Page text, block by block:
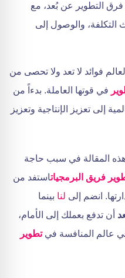
التطوير عن بُعد، مع
والوصول إلى
فوائد لا تعد ولا تحصى من
في قوتها العاملة. بدءاً من
إلى تعزيز الإنتاجية وتعزيز
المقالة في سبب حاجة
فريق البرمجياتاستفد من
لنا بينما
أن تدفع بعملك إلى الأمام،
عالم المنافسة فيتطوير